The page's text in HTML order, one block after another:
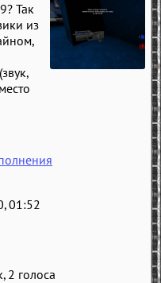
Так
из
01:52
2 голоса